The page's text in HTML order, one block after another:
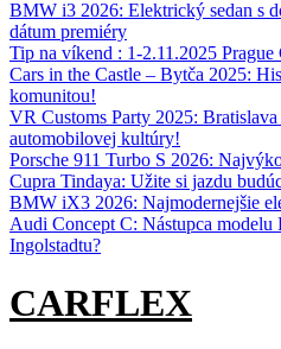
BMW i3 2026: Elektrický sedan s
dátum premiéry
Tip na víkend : 1-2.11.2025 Prague
Cars in the Castle – Bytča 2025:
komunitou!
VR Customs Party 2025: Bratislava
automobilovej kultúry!
Porsche 911 Turbo S 2026:
Cupra Tindaya: Užite si jazdu
BMW iX3 2026: Najmodernejšie
Audi Concept C: Nástupca
Ingolstadtu?
CARFLEX